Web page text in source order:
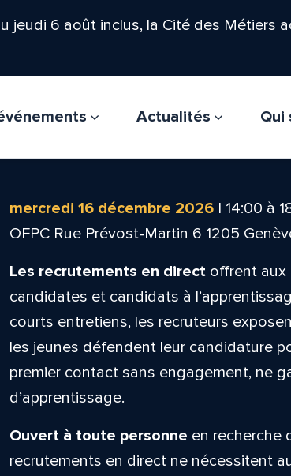
6 août inclus, la Cité des Métiers
Actualités
Qui
mercredi 16 décembre 2026| 14:00 à
OFPC Rue Prévost-Martin 6 1205
Les recrutements en directoffrent aux
candidates et candidats à
courts entretiens, les recruteurs
les jeunes défendent leur candidature
premier contact sans engagement, ne
d’apprentissage.
Ouvert à toute personne en recherche
recrutements en direct ne nécessitent